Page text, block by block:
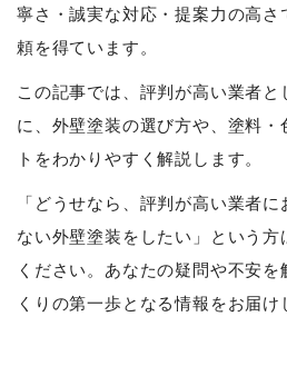
寧さ・誠実な対応・提案力の高
頼を得ています。
この記事では、評判が高い業者と
に、外壁塗装の選び方や、塗料
トをわかりやすく解説します。
「どうせなら、評判が高い業者
ない外壁塗装をしたい」という
ください。あなたの疑問や不安
くりの第一歩となる情報をお届け